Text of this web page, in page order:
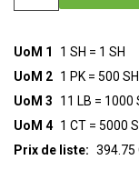
UoM 1
1 SH = 1 SH
UoM 2 1 PK = 500 SH
UoM 3
11 LB = 1000
UoM 4 1 CT = 5000
Prix de liste: 394.75